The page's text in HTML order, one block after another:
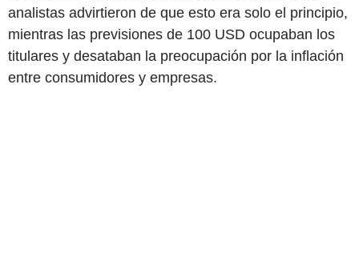
analistas advirtieron de que esto era solo el principio,
mientras las previsiones de 100 USD ocupaban los
titulares y desataban la preocupación por la inflación
entre consumidores y empresas.